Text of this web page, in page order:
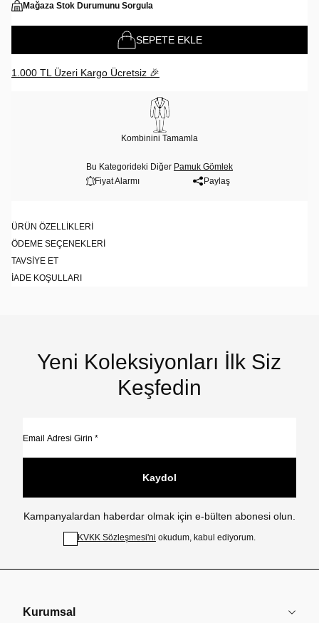
Mağaza Stok Durumunu Sorgula
SEPETE EKLE
1.000 TL Üzeri Kargo Ücretsiz 🎉
Kombinini Tamamla
Bu Kategorideki Diğer Pamuk Gömlek
Fiyat Alarmı
Paylaş
ÜRÜN ÖZELLIKLERI
ÖDEME SEÇENEKLERI
TAVSIYE ET
İADE KOŞULLARI
Yeni Koleksiyonları İlk Siz
Keşfedin
Kaydol
Kampanyalardan haberdar olmak için e-bülten abonesi olun.
KVKK Sözleşmesi'ni okudum, kabul ediyorum.
Kurumsal